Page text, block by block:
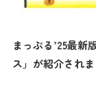
まっぷる’25最新
ス」が紹介されま